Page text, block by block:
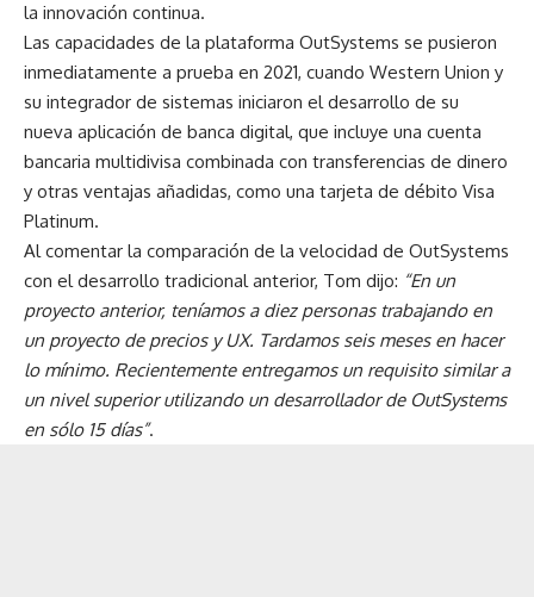
la innovación continua.
Las capacidades de la plataforma OutSystems se pusieron
inmediatamente a prueba en 2021, cuando Western Union y
su integrador de sistemas iniciaron el desarrollo de su
nueva aplicación de banca digital, que incluye una cuenta
bancaria multidivisa combinada con transferencias de dinero
y otras ventajas añadidas, como una tarjeta de débito Visa
Platinum.
Al comentar la comparación de la velocidad de OutSystems
con el desarrollo tradicional anterior, Tom dijo: “En un
proyecto anterior, teníamos a diez personas trabajando en
un proyecto de precios y UX. Tardamos seis meses en hacer
lo mínimo. Recientemente entregamos un requisito similar a
un nivel superior utilizando un desarrollador de OutSystems
en sólo 15 días”.